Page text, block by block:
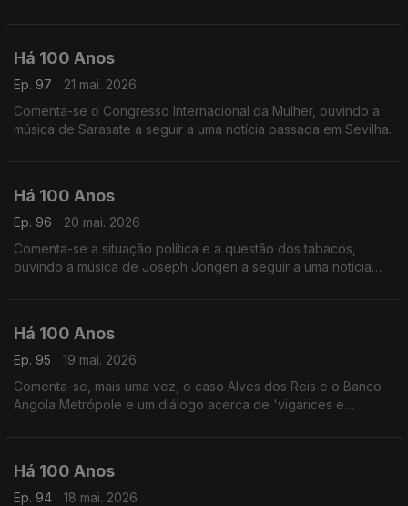
Há 100 Anos
Ep. 97
21 mai. 2026
Comenta-se o Congresso Internacional da Mulher, ouvindo a
música de Sarasate a seguir a uma notícia passada em Sevilha.
Há 100 Anos
Ep. 96
20 mai. 2026
Comenta-se a situação política e a questão dos tabacos,
ouvindo a música de Joseph Jongen a seguir a uma notícia
Há 100 Anos
Ep. 95
19 mai. 2026
Comenta-se, mais uma vez, o caso Alves dos Reis e o Banco
Angola Metrópole e um diálogo acerca de 'vigarices e
Há 100 Anos
Ep. 94
18 mai. 2026